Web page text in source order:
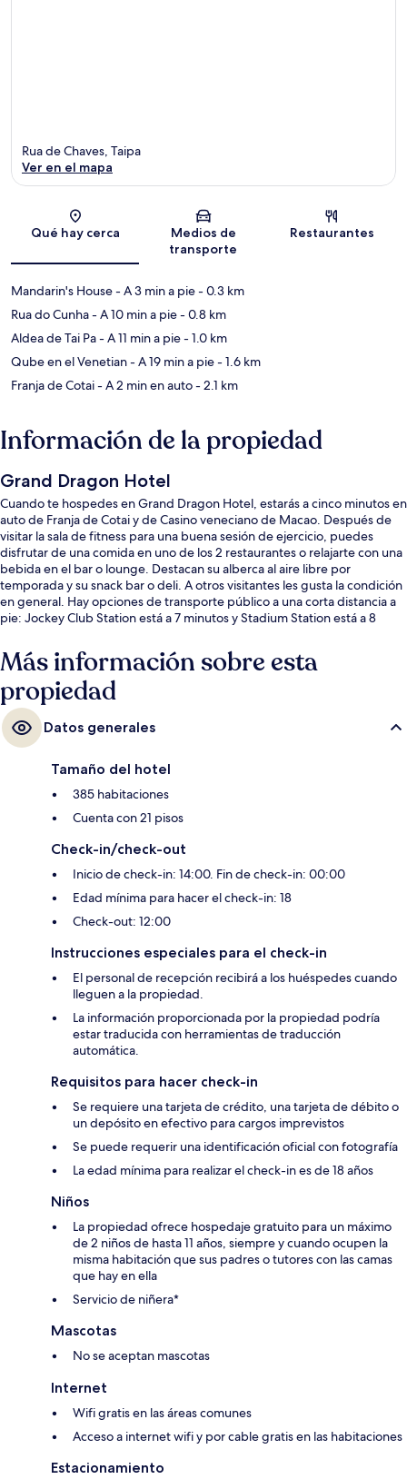
Sección del mapa
Rua de Chaves, Taipa
Ver en el mapa
Qué hay cerca
Medios de
transporte
Restaurantes
Mandarin's House- A 3 min a pie- 0.3 km
Rua do Cunha- A 10 min a pie- 0.8 km
Aldea de Tai Pa- A 11 min a pie- 1.0 km
Qube en el Venetian- A 19 min a pie- 1.6 km
Franja de Cotai- A 2 min en auto- 2.1 km
Información de la propiedad
Grand Dragon Hotel
Cuando te hospedes en Grand Dragon Hotel, estarás a cinco minutos en
auto de Franja de Cotai y de Casino veneciano de Macao. Después de
visitar la sala de fitness para una buena sesión de ejercicio, puedes
disfrutar de una comida en uno de los 2 restaurantes o relajarte con una
bebida en el bar o lounge. Destacan su alberca al aire libre por
temporada y su snack bar o deli. A otros visitantes les gusta la condición
en general. Hay opciones de transporte público a una corta distancia a
pie: Jockey Club Station está a 7 minutos y Stadium Station está a 8
Más información sobre esta
propiedad
Datos generales
Tamaño del hotel
385 habitaciones
Cuenta con 21 pisos
Check-in/check-out
Inicio de check-in: 14:00. Fin de check-in: 00:00
Edad mínima para hacer el check-in: 18
Check-out: 12:00
Instrucciones especiales para el check-in
El personal de recepción recibirá a los huéspedes cuando
lleguen a la propiedad.
La información proporcionada por la propiedad podría
estar traducida con herramientas de traducción
automática.
Requisitos para hacer check-in
Se requiere una tarjeta de crédito, una tarjeta de débito o
un depósito en efectivo para cargos imprevistos
Se puede requerir una identificación oficial con fotografía
La edad mínima para realizar el check-in es de 18 años
Niños
La propiedad ofrece hospedaje gratuito para un máximo
de 2 niños de hasta 11 años, siempre y cuando ocupen la
misma habitación que sus padres o tutores con las camas
que hay en ella
Servicio de niñera*
Mascotas
No se aceptan mascotas
Internet
Wifi gratis en las áreas comunes
Acceso a internet wifi y por cable gratis en las habitaciones
Estacionamiento